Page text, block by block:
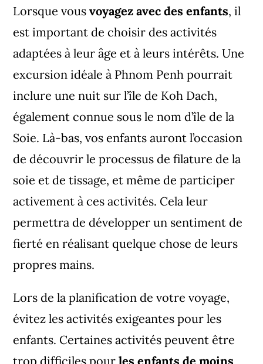
Lorsque vous voyagez avec des enfants, il
est important de choisir des activités
adaptées à leur âge et à leurs intérêts. Une
excursion idéale à Phnom Penh pourrait
inclure une nuit sur l’île de Koh Dach,
également connue sous le nom d’île de la
Soie. Là-bas, vos enfants auront l’occasion
de découvrir le processus de filature de la
soie et de tissage, et même de participer
activement à ces activités. Cela leur
permettra de développer un sentiment de
fierté en réalisant quelque chose de leurs
propres mains.
Lors de la planification de votre voyage,
évitez les activités exigeantes pour les
enfants. Certaines activités peuvent être
trop difficiles pour les enfants de moins